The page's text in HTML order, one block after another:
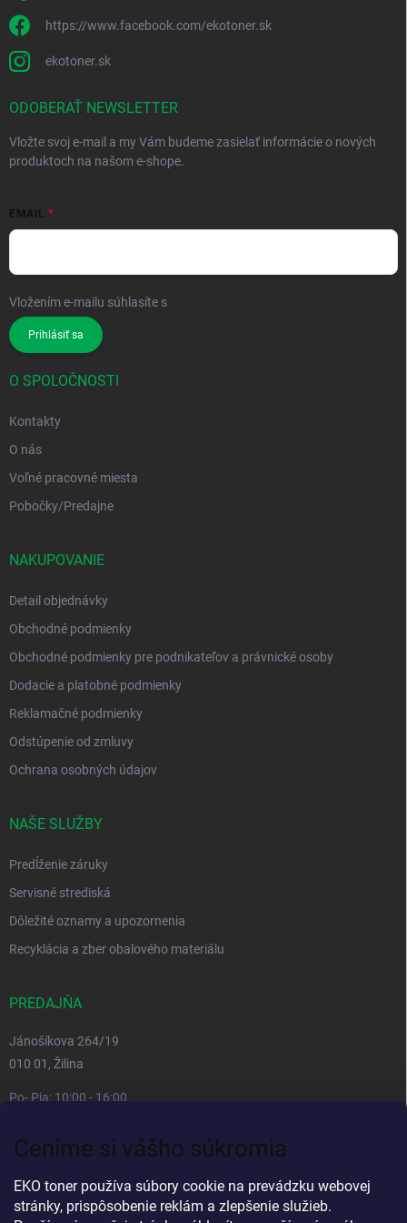
Ceníme si vášho súkromia
EKO toner používa súbory cookie na prevádzku webovej
stránky, prispôsobenie reklám a zlepšenie služieb.
https://www.facebook.com/ekotoner.sk
ekotoner.sk
ODOBERAŤ NEWSLETTER
Vložte svoj e-mail a my Vám budeme zasielať informácie o nových
produktoch na našom e-shope.
EMAIL
Vložením e-mailu súhlasíte s
Prihlásiť sa
O SPOLOČNOSTI
Kontakty
O nás
Voľné pracovné miesta
Pobočky/Predajne
NAKUPOVANIE
Detail objednávky
Obchodné podmienky
Obchodné podmienky pre podnikateľov a právnické osoby
Dodacie a platobné podmienky
Reklamačné podmienky
Odstúpenie od zmluvy
Ochrana osobných údajov
NAŠE SLUŽBY
Predĺženie záruky
Servisné strediská
Dôležité oznamy a upozornenia
Recyklácia a zber obalového materiálu
PREDAJŇA
Jánošíkova 264/19
010 01, Žilina
Po- Pia: 10:00 - 16:00
So, Ne: zatvorené
Viac informacií